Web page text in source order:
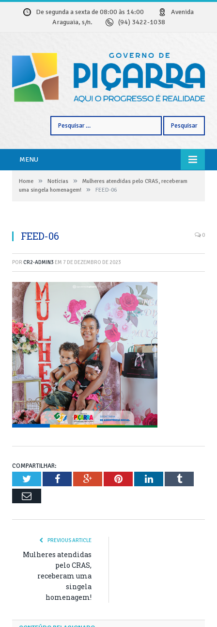
De segunda a sexta de 08:00 às 14:00
Avenida
Araguaia, s/n.
(94) 3422-1038
MENU
Home » Notícias »
Mulheres atendidas pelo CRAS, receberam
uma singela homenagem!
» FEED-06
FEED-06 0
POR CR2-ADMIN3 EM 7 DE DEZEMBRO DE 2023
COMPARTILHAR:
TwitterFacebookGoogle+PinterestLinkedInTumblr
Email
PREVIOUS ARTICLE
Mulheres atendidas
pelo CRAS,
receberam uma
singela
homenagem!